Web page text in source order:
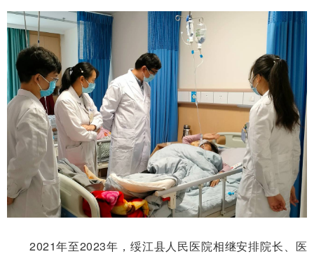
2021年至2023年，绥江县人民医院相继安排院长、医